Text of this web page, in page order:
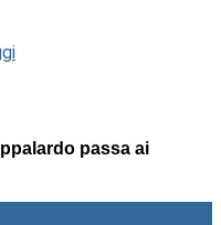
passa ai